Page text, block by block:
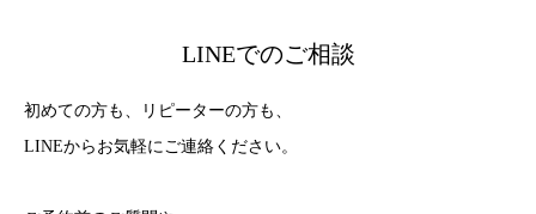
LINEでのご相談
初めての方も、リピーターの方も、
LINEからお気軽にご連絡ください。